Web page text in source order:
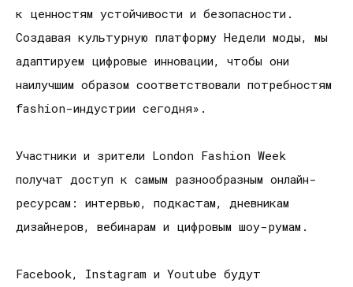
к ценностям устойчивости и безопасности.
Создавая культурную платформу Недели моды, мы
адаптируем цифровые инновации, чтобы они
наилучшим образом соответствовали потребностям
fashion-индустрии сегодня».
Участники и зрители London Fashion Week
получат доступ к самым разнообразным онлайн-
ресурсам: интервью, подкастам, дневникам
дизайнеров, вебинарам и цифровым шоу-румам.
Facebook, Instagram и Youtube будут